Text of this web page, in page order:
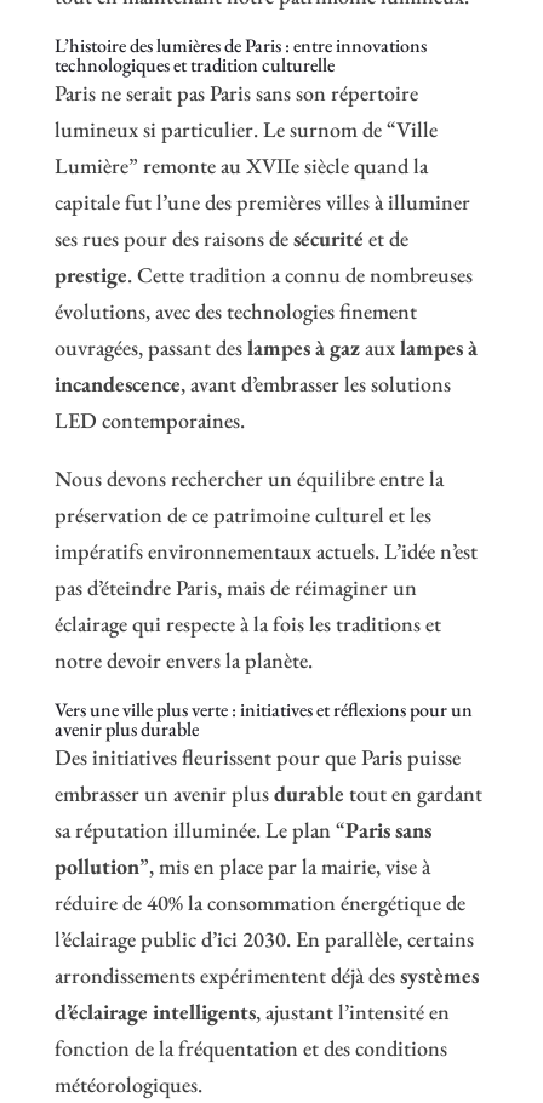
L’histoire des lumières de Paris : entre innovations
technologiques et tradition culturelle
Paris ne serait pas Paris sans son répertoire
lumineux si particulier. Le surnom de “Ville
Lumière” remonte au XVIIe siècle quand la
capitale fut l’une des premières villes à illuminer
ses rues pour des raisons desécurité et de
prestige. Cette tradition a connu de nombreuses
évolutions, avec des technologies finement
ouvragées, passant deslampes à gazauxlampes à
incandescence, avant d’embrasser les solutions
LED contemporaines.
Nous devons rechercher un équilibre entre la
préservation de ce patrimoine culturel et les
impératifs environnementaux actuels. L’idée n’est
pas d’éteindre Paris, mais de réimaginer un
éclairage qui respecte à la fois les traditions et
notre devoir envers la planète.
Vers une ville plus verte : initiatives et réflexions pour un
avenir plus durable
Des initiatives fleurissent pour que Paris puisse
embrasser un avenir plusdurable tout en gardant
sa réputation illuminée. Le plan “Paris sans
pollution”, mis en place par la mairie, vise à
réduire de 40% la consommation énergétique de
l’éclairage public d’ici 2030. En parallèle, certains
arrondissements expérimentent déjà dessystèmes
d’éclairage intelligents, ajustant l’intensité en
fonction de la fréquentation et des conditions
météorologiques.